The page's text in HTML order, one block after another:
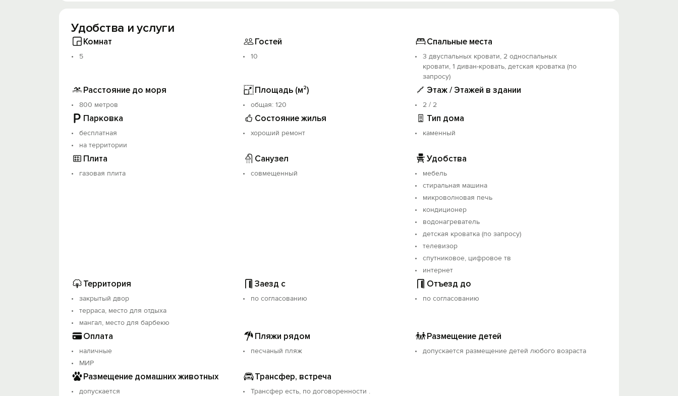
Удобства и услуги
Комнат
5
Гостей
10
Спальные места
3 двуспальных кровати, 2 односпальных
кровати, 1 диван-кровать, детская кроватка (по
запросу)
Расстояние до моря
800 метров
Площадь (м²)
oбщая: 120
Этаж / Этажей в здании
2 / 2
Парковка
бесплатная
на территории
Состояние жилья
хороший ремонт
Тип дома
каменный
Плита
газовая плита
Санузел
совмещенный
Удобства
мебель
стиральная машина
микроволновая печь
кондиционер
водонагреватель
детская кроватка (по запросу)
телевизор
спутниковое, цифровое тв
интернет
Территория
закрытый двор
терраса, место для отдыха
мангал, место для барбекю
Заезд с
по согласованию
Отъезд до
по согласованию
Оплата
наличные
МИР
Пляжи рядом
песчаный пляж
Размещение детей
допускается размещение детей любого возраста
Размещение домашних животных
допускается
Трансфер, встреча
Трансфер есть, по договоренности .